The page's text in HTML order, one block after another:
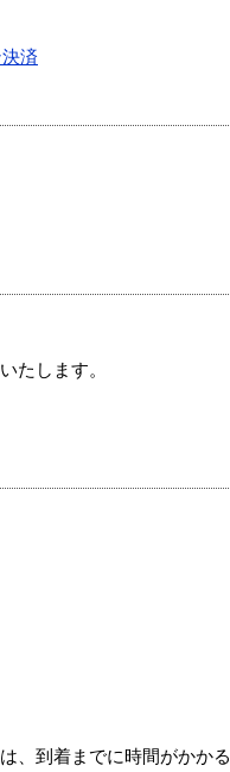
済
たします。
、到着までに時間がかかる